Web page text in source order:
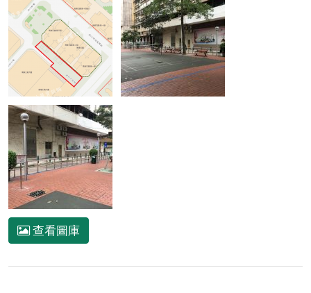
查看圖庫